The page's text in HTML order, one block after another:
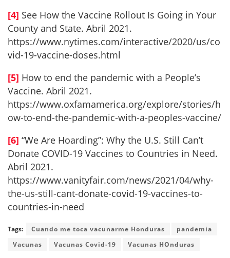
[4] See How the Vaccine Rollout Is Going in Your
County and State. Abril 2021.
https://www.nytimes.com/interactive/2020/us/co
vid-19-vaccine-doses.html
[5] How to end the pandemic with a People’s
Vaccine. Abril 2021.
https://www.oxfamamerica.org/explore/stories/h
ow-to-end-the-pandemic-with-a-peoples-vaccine/
[6] “We Are Hoarding”: Why the U.S. Still Can’t
Donate COVID-19 Vaccines to Countries in Need.
Abril 2021.
https://www.vanityfair.com/news/2021/04/why-
the-us-still-cant-donate-covid-19-vaccines-to-
countries-in-need
Tags: Cuando me toca vacunarme Honduras
pandemia
Vacunas
Vacunas Covid-19 Vacunas HOnduras